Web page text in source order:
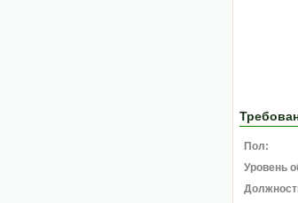
Пол:
Уровень